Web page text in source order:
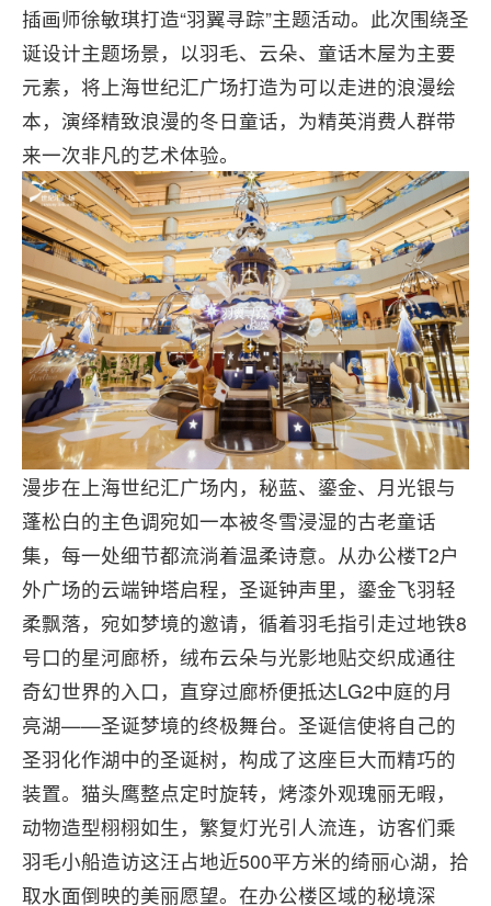
插画师徐敏琪打造“羽翼寻踪”主题活动。此次围绕圣
诞设计主题场景，以羽毛、云朵、童话木屋为主要
元素，将上海世纪汇广场打造为可以走进的浪漫绘
本，演绎精致浪漫的冬日童话，为精英消费人群带
来一次非凡的艺术体验。
漫步在上海世纪汇广场内，秘蓝、鎏金、月光银与
蓬松白的主色调宛如一本被冬雪浸湿的古老童话
集，每一处细节都流淌着温柔诗意。从办公楼T2户
外广场的云端钟塔启程，圣诞钟声里，鎏金飞羽轻
柔飘落，宛如梦境的邀请，循着羽毛指引走过地铁8
号口的星河廊桥，绒布云朵与光影地贴交织成通往
奇幻世界的入口，直穿过廊桥便抵达LG2中庭的月
亮湖——圣诞梦境的终极舞台。圣诞信使将自己的
圣羽化作湖中的圣诞树，构成了这座巨大而精巧的
装置。猫头鹰整点定时旋转，烤漆外观瑰丽无暇，
动物造型栩栩如生，繁复灯光引人流连，访客们乘
羽毛小船造访这汪占地近500平方米的绮丽心湖，拾
取水面倒映的美丽愿望。在办公楼区域的秘境深